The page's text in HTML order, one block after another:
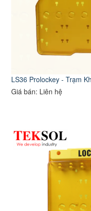
LS36 Prolockey - Trạm
Giá bán: Liên hệ